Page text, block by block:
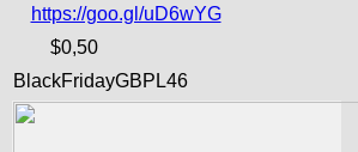
https://goo.gl/uD6wYG
$0,50
BlackFridayGBPL46